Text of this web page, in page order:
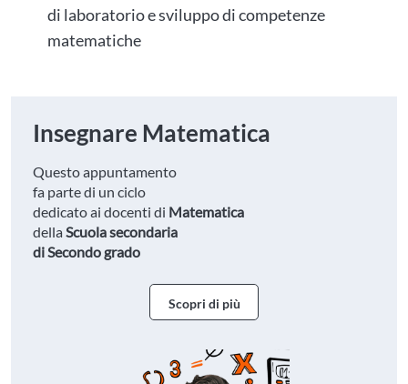
di laboratorio e sviluppo di competenze
matematiche
Insegnare Matematica
Questo appuntamento
fa parte di un ciclo
dedicato ai docenti di Matematica
dellaScuola secondaria
di Secondo grado
Scopri di più